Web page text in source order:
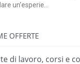
un'esperie...
OFFERTE
di lavoro, corsi e